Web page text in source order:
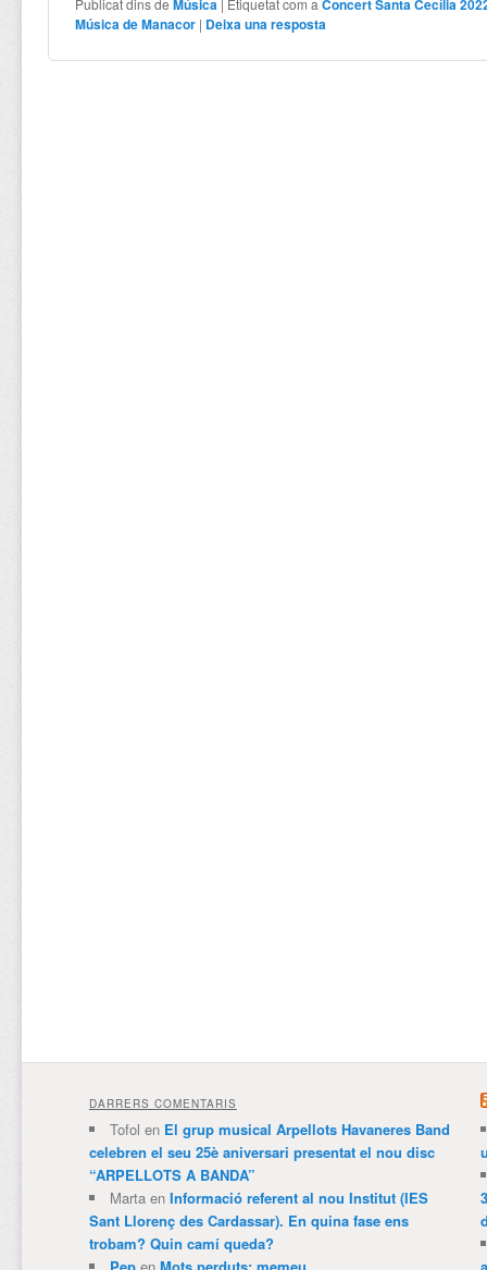
Música
Concert Santa Cecília
Música de Manacor | Deixa una resposta
DARRERS COMENTARIS
Tofol en El grup musical Arpellots Havaneres Band
celebren el seu 25è aniversari presentat el nou disc
“ARPELLOTS A BANDA”
Martaen Informació referent al nou Institut (IES
Sant Llorenç des Cardassar). En quina fase ens
trobam? Quin camí queda?